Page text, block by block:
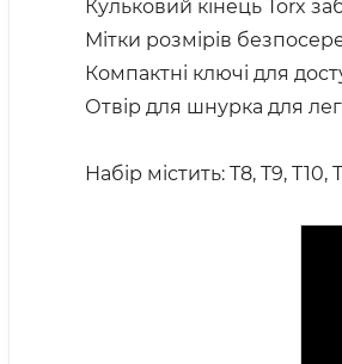
Кульковий кінець Torx
Мітки розмірів
Компактні ключі для
Отвір для шнурка для
Набір містить: T8, T9, T10,